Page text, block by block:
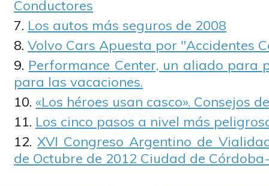
Conductores
Los autos más seguros de 2008
Volvo Cars Apuesta por "Accidentes
Performance Center, un aliado para
para las vacaciones.
«Los héroes usan casco». Consejos
Los cinco pasos a nivel más
XVI Congreso Argentino de
de Octubre de 2012 Ciudad de